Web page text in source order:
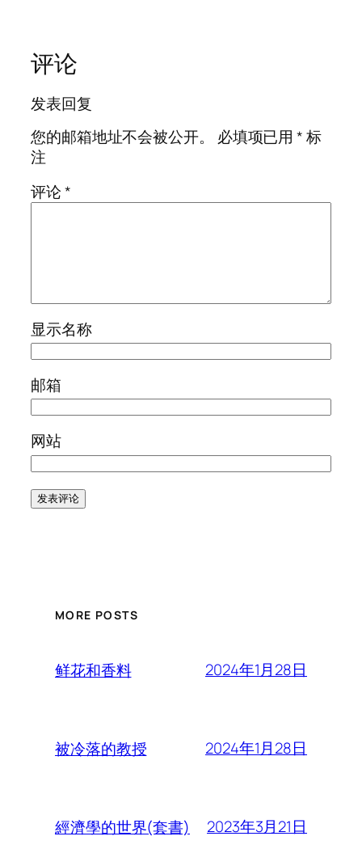
评论
发表回复
您的邮箱地址不会被公开。
必填项已用*标
注
评论*
显示名称
邮箱
网站
MORE POSTS
鲜花和香料 2024年1月28日
被冷落的教授 2024年1月28日
經濟學的世界(套書) 2023年3月21日